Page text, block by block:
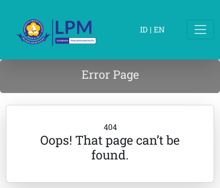
ID | EN
Error Page
404
Oops! That page can’t be
found.